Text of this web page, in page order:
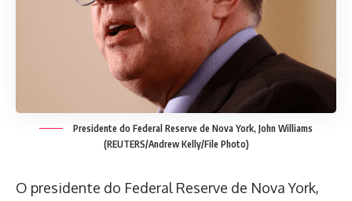
Presidente do Federal Reserve de Nova York, John Williams
(REUTERS/Andrew Kelly/File Photo)
O presidente do Federal Reserve de Nova York,